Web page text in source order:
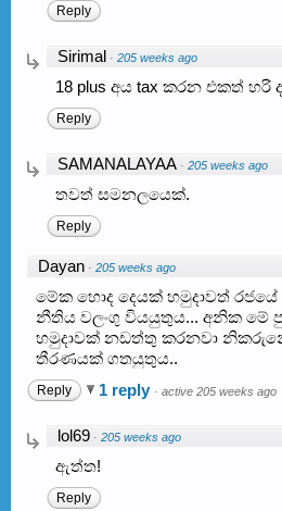
Reply
Sirimal · 205 weeks ago
18 plus අය tax කරන එකත් හරි ද
Reply
SAMANALAYAA · 205 weeks ago
තවත් සමනලයෙක්.
Reply
Dayan · 205 weeks ago
මේක හොද දෙයක් හමුදාවත්
නීතිය වලංගු වියයුතුය... අනික මේ
හමුදාවක් නඩත්තු කරනවා නිකරුනේ
තීරණයක්‌ ගතයුතුය..
Reply 1 reply · active 205 weeks ago
lol69 · 205 weeks ago
ඇත්ත!
Reply